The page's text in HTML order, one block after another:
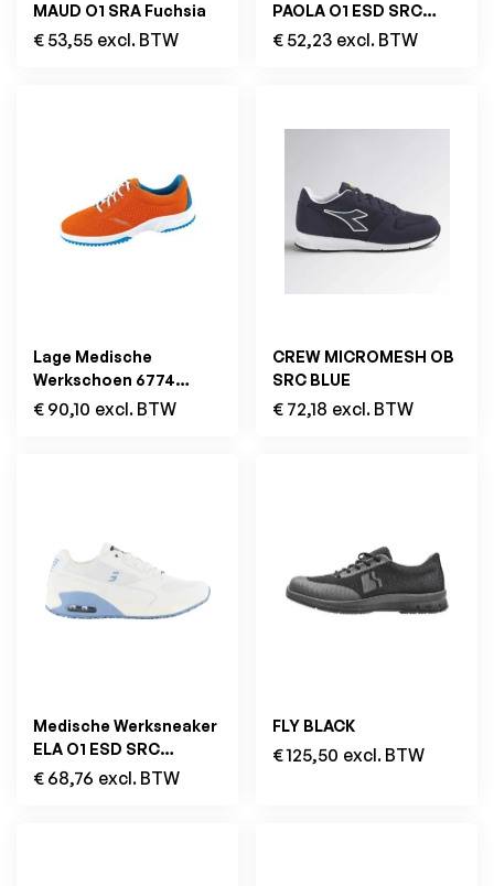
MAUD O1 SRA Fuchsia
€ 53,55 excl. BTW
PAOLA O1 ESD SRC
Navy
€ 52,23 excl. BTW
Lage Medische
Werkschoen 6774
Oranje/Blauw
€ 90,10 excl. BTW
CREW MICROMESH OB
SRC BLUE
€ 72,18 excl. BTW
Medische Werksneaker
ELA O1 ESD SRC
Wit/Licht Blauw
€ 68,76 excl. BTW
FLY BLACK
€125,50 excl. BTW